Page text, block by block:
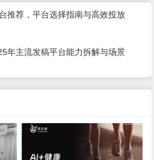
推荐，平台选择指南与高效投放
年主流发稿平台能力拆解与场景